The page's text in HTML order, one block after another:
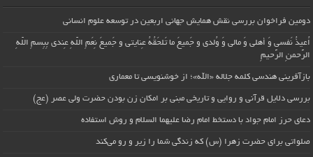
دومین فراخوان بررسی نقش همایش جهانی اربعین در توسعه علوم انسانی
اُعیذُ نَفسی وَ أهلی وَ مالی وَ وُلدی و جَمیعَ ما تَلحَقُهُ عِنایتی و جَمیعَ نِعَمِ اللّهِ عِندی بِبِسمِ اللّهِ
الرَّحمنِ الرَّحیمِ
بازآفرینی هندسی کلمه جلاله «الله»؛ از خوشنویسی تا معماری
بررسی دلایل قرآنی و روایی و تاریخی مبنی بر امکان زن بودن حضرت ولی عصر (عج)
دعای حرز امام جواد با دستخط امام رضا علیهما السلام و روش استفاده
صلواتی برای حضرت زهرا (س) که زندگی شما را زیر و رو می‌کند